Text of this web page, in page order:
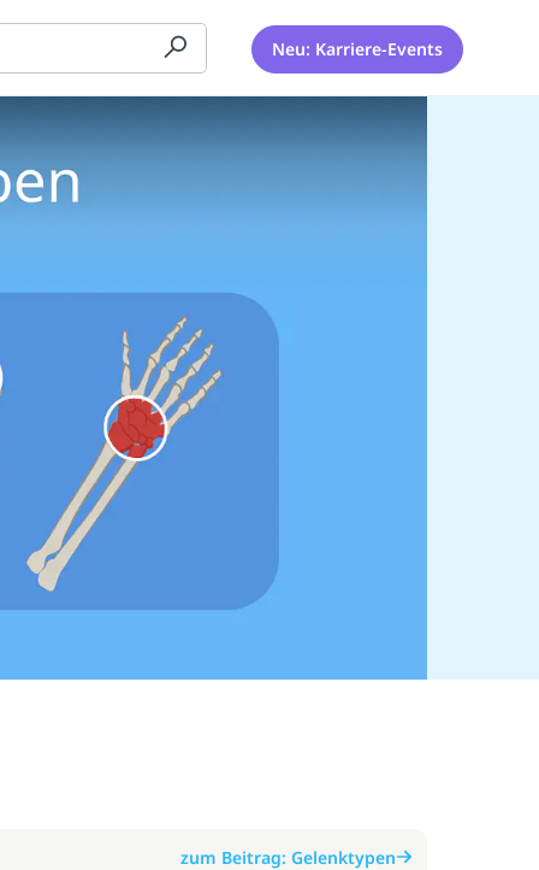
Neu: Karriere-Events
zum Beitrag: Gelenktypen